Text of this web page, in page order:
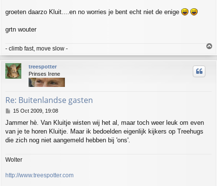
groeten daarzo Kluit....en no worries je bent echt niet de enige
grtn wouter
- climb fast, move slow -
o
p
treespotter
Prinses Irene
Re: Buitenlandse gasten
P
s
t
15 Oct 2009, 19:08
Jammer hè. Van Kluitje wisten wij het al, maar toch weer leuk om even
van je te horen Kluitje. Maar ik bedoelden eigenlijk kijkers op Treehugs
die zich nog niet aangemeld hebben bij 'ons'.
Wolter
http://www.treespotter.com